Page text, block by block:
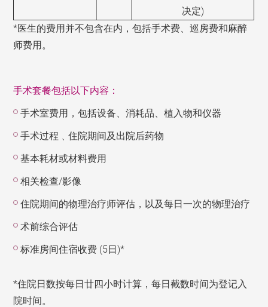
决定)
*医生的费用并不包含在内，包括手术费、巡房费和麻醉
师费用。
手术套餐包括以下内容：
手术室费用，包括设备、消耗品、植入物和仪器
手术过程﹑住院期间及出院后药物
基本耗材或材料费用
相关检查/影像
住院期间的物理治疗师评估，以及每日一次的物理治疗
术前综合评估
标准房间住宿收费 (5日)*
*住院日数按每日廿四小时计算，每日截数时间为登记入
院时间。